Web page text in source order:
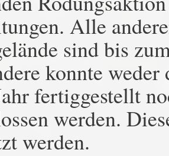
Alle
sind bis
konnte
fertiggestellt
werden.
werden.